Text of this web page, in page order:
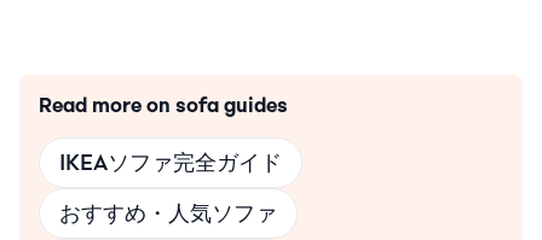
Read more on sofa guides
IKEAソファ完全ガイド
おすすめ・人気ソファ